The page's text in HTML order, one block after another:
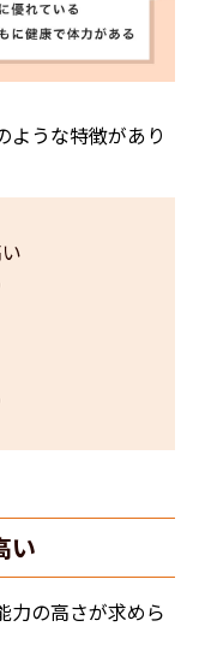
ような特徴があり
い
力の高さが求めら